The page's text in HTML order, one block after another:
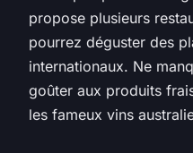
propose plusieurs
pourrez déguster des
internationaux. Ne
goûter aux produits
les fameux vins